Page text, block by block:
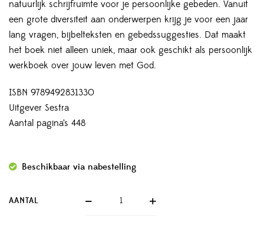
natuurlijk schrijfruimte voor je persoonlijke gebeden. Vanuit
een grote diversiteit aan onderwerpen krijg je voor een jaar
lang vragen, bijbelteksten en gebedssuggesties. Dat maakt
het boek niet alleen uniek, maar ook geschikt als persoonlijk
werkboek over jouw leven met God.
ISBN 9789492831330
Uitgever Sestra
Aantal pagina’s 448
Beschikbaar via nabestelling
AANTAL